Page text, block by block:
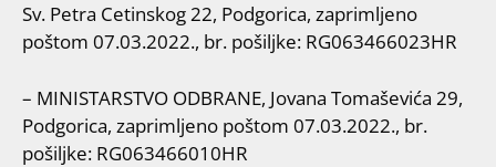
Sv. Petra Cetinskog 22, Podgorica, zaprimljeno
poštom 07.03.2022., br. pošiljke: RG063466023HR
– MINISTARSTVO ODBRANE, Jovana Tomaševića 29,
Podgorica, zaprimljeno poštom 07.03.2022., br.
pošiljke: RG063466010HR